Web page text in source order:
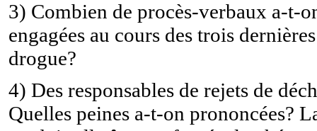
3) Combien de procès-verbaux a-t-
engagées au cours des trois
drogue?
4) Des responsables de rejets de
Quelles peines a-t-on prononcées?